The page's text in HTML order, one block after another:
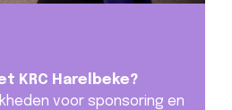
KRC Harelbeke?
voor sponsoring en